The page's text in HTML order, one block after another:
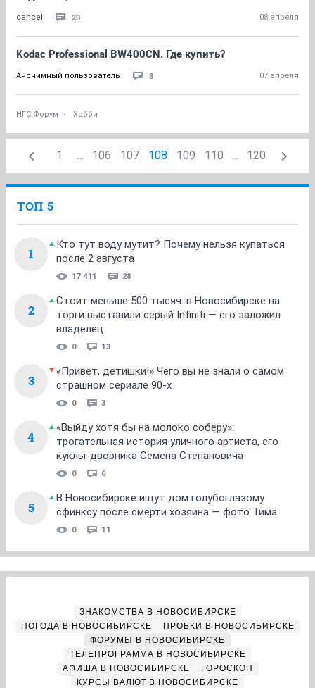
cancel 20 08 апреля
Kodac Professional BW400CN. Где купить?
Анонимный пользователь 8 07 апреля
НГС.Форум Хобби
1 ... 106 107 108 109 110 ... 120
ТОП 5
1
Кто тут воду мутит? Почему нельзя купаться
после 2 августа
17 411 28
2
Стоит меньше 500 тысяч: в Новосибирске на
торги выставили серый Infiniti — его заложил
владелец
0 13
3
«Привет, детишки!» Чего вы не знали о самом
страшном сериале 90-х
0 3
4
«Выйду хотя бы на молоко соберу»:
трогательная история уличного артиста, его
куклы-дворника Семена Степановича
0 6
5
В Новосибирске ищут дом голубоглазому
сфинксу после смерти хозяина — фото Тима
0 11
ЗНАКОМСТВА В НОВОСИБИРСКЕ
ПОГОДА В НОВОСИБИРСКЕ
ПРОБКИ В НОВОСИБИРСКЕ
ФОРУМЫ В НОВОСИБИРСКЕ
ТЕЛЕПРОГРАММА В НОВОСИБИРСКЕ
АФИША В НОВОСИБИРСКЕ
ГОРОСКОП
КУРСЫ ВАЛЮТ В НОВОСИБИРСКЕ